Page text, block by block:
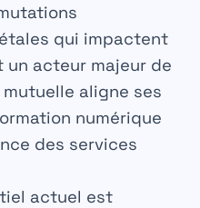
qui impactent
un acteur majeur de
aligne ses
numérique
des services
actuel est